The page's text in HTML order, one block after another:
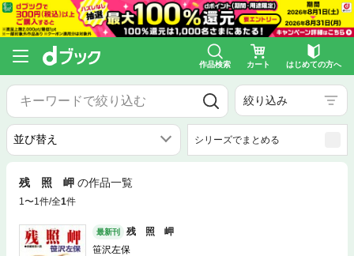
作品検索 カート はじめての方へ
絞り込み
シリーズでまとめる
残 照 岬 の作品一覧
1〜1件/全1件
最新刊
残 照 岬
笹沢左保